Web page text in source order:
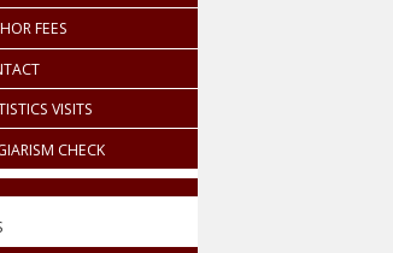
FEES
VISITS
CHECK